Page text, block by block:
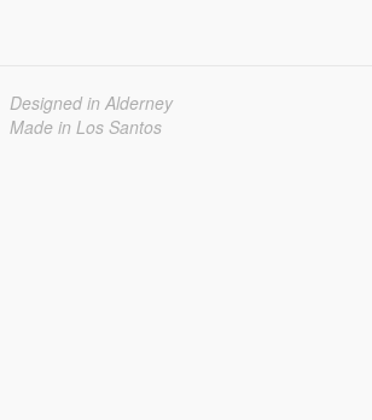
Designed in Alderney
Made in Los Santos